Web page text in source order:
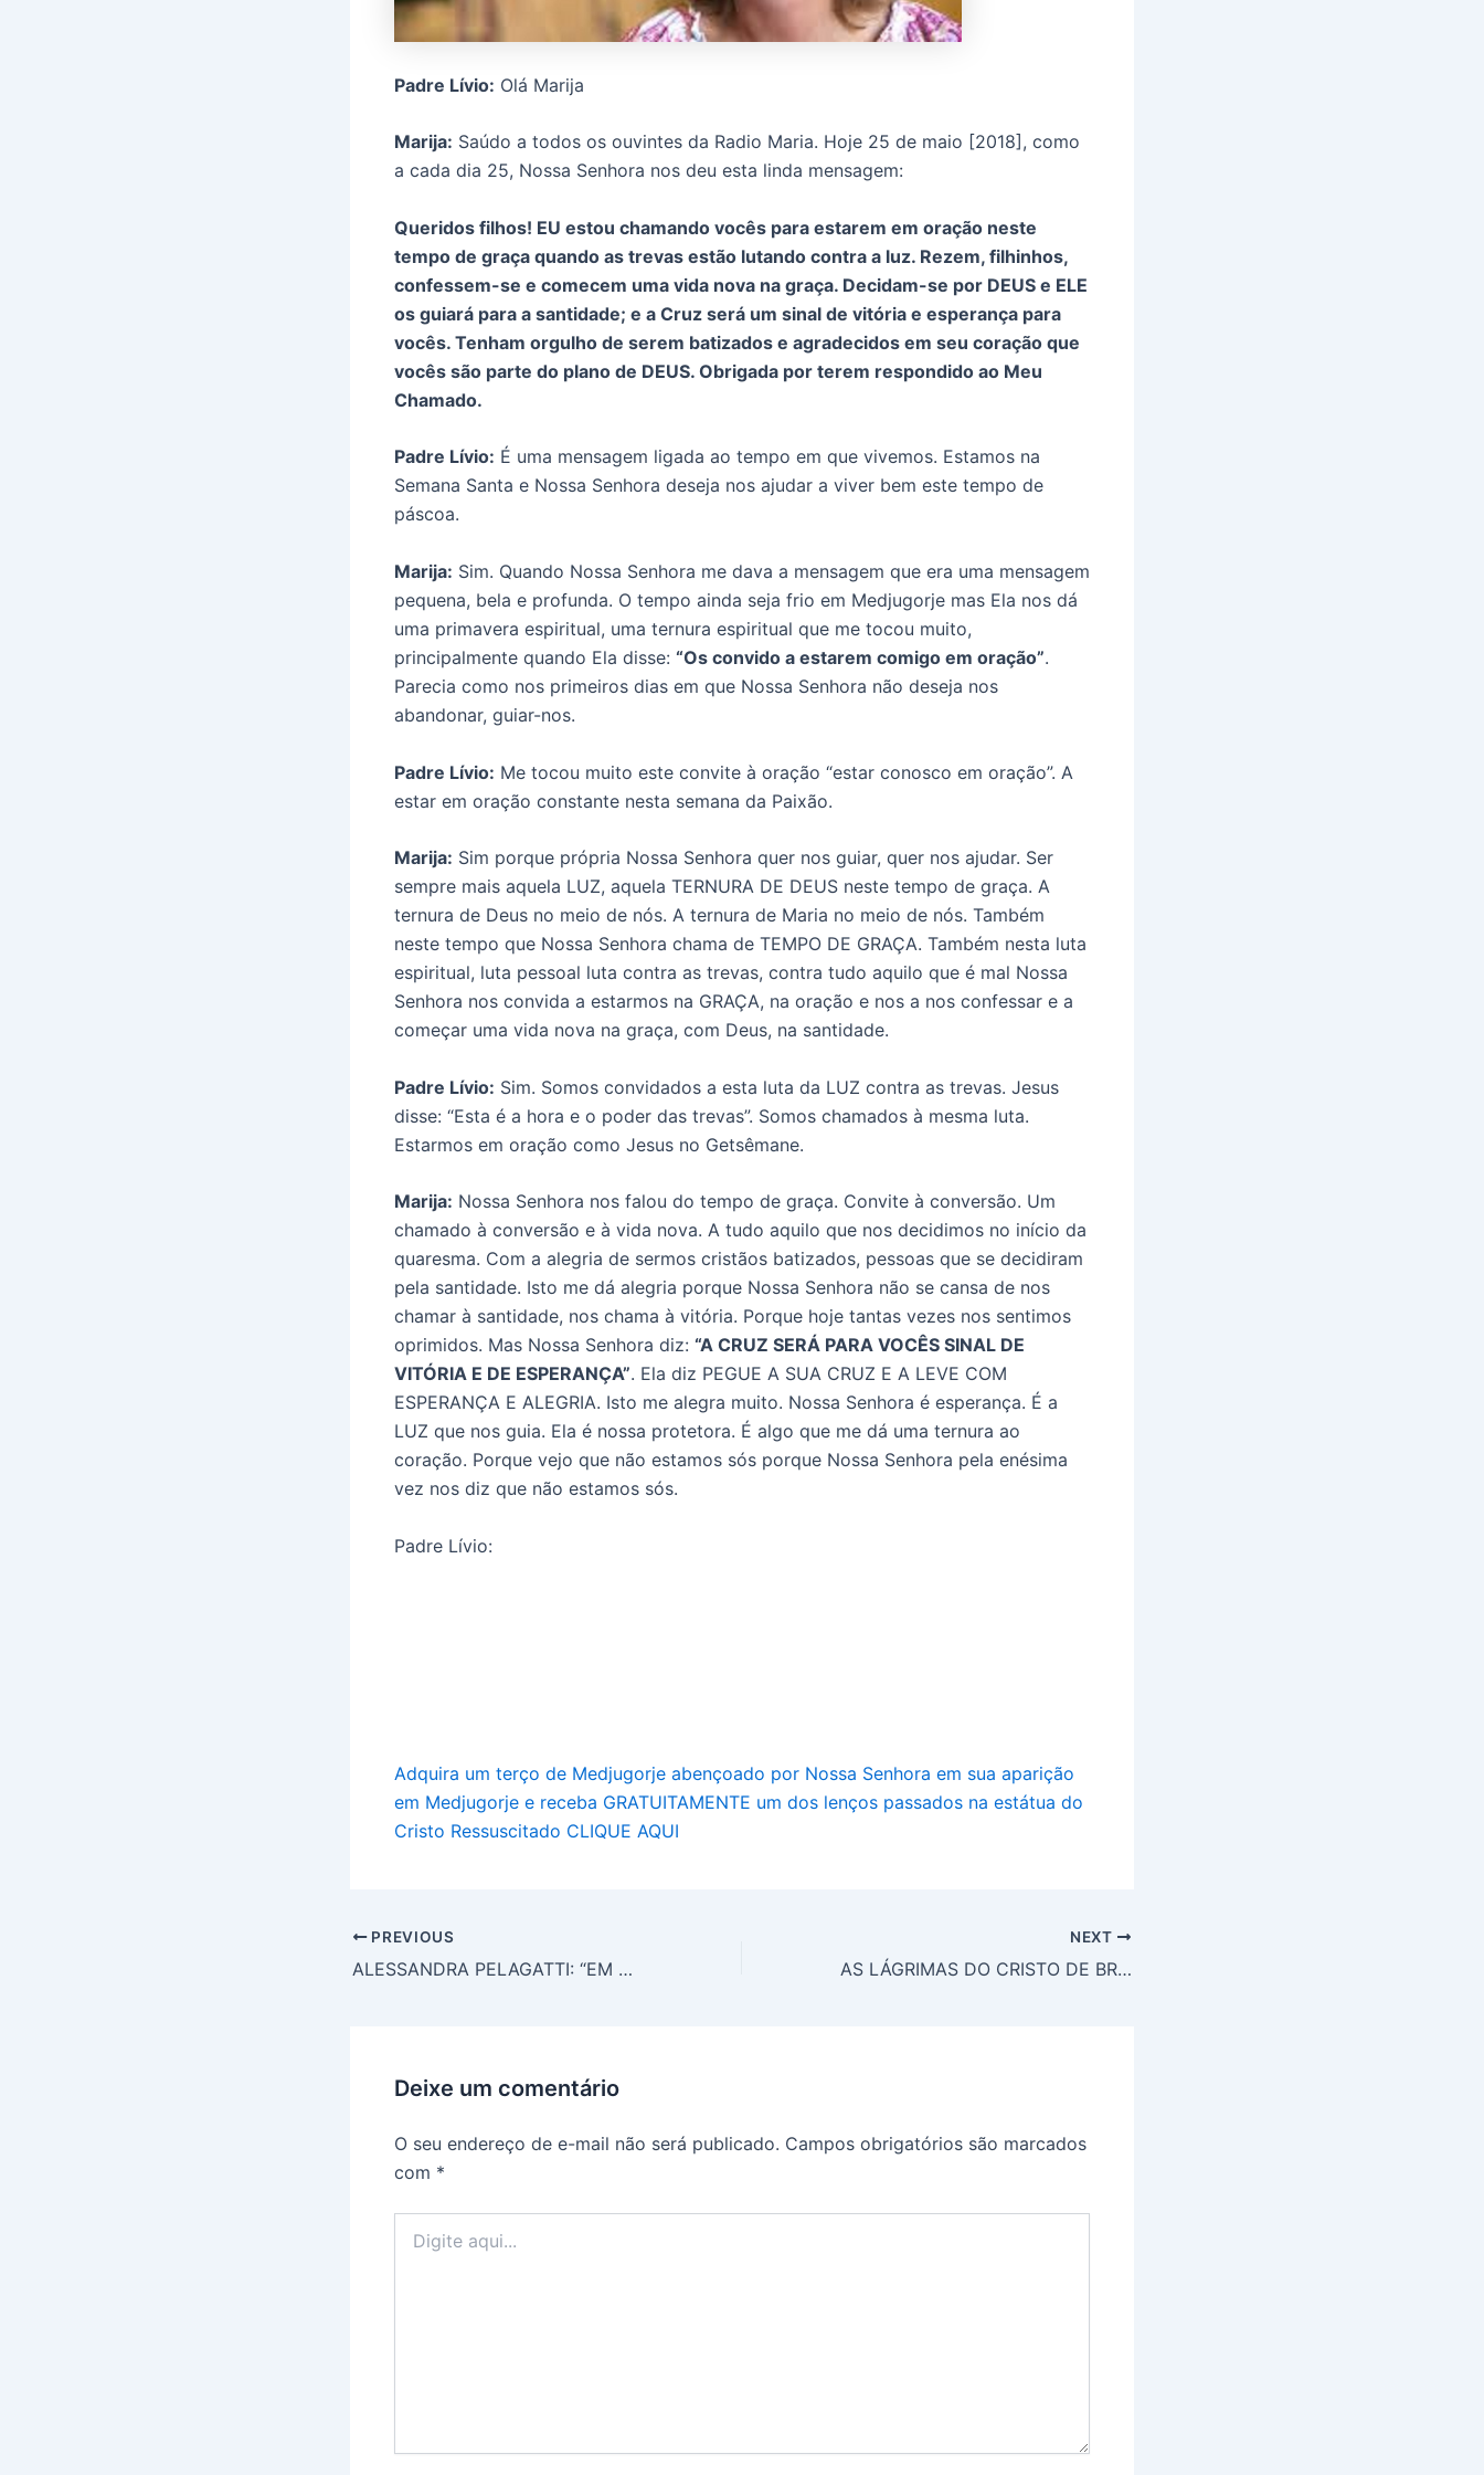
Padre Lívio: Olá Marija
Marija: Saúdo a todos os ouvintes da Radio Maria. Hoje 25 de maio [2018], como
a cada dia 25, Nossa Senhora nos deu esta linda mensagem:
Queridos filhos! EU estou chamando vocês para estarem em oração neste
tempo de graça quando as trevas estão lutando contra a luz. Rezem, filhinhos,
confessem-se e comecem uma vida nova na graça. Decidam-se por DEUS e ELE
os guiará para a santidade; e a Cruz será um sinal de vitória e esperança para
vocês. Tenham orgulho de serem batizados e agradecidos em seu coração que
vocês são parte do plano de DEUS. Obrigada por terem respondido ao Meu
Chamado.
Padre Lívio: É uma mensagem ligada ao tempo em que vivemos. Estamos na
Semana Santa e Nossa Senhora deseja nos ajudar a viver bem este tempo de
páscoa.
Marija: Sim. Quando Nossa Senhora me dava a mensagem que era uma mensagem
pequena, bela e profunda. O tempo ainda seja frio em Medjugorje mas Ela nos dá
uma primavera espiritual, uma ternura espiritual que me tocou muito,
principalmente quando Ela disse: “Os convido a estarem comigo em oração”.
Parecia como nos primeiros dias em que Nossa Senhora não deseja nos
abandonar, guiar-nos.
Padre Lívio: Me tocou muito este convite à oração “estar conosco em oração”. A
estar em oração constante nesta semana da Paixão.
Marija: Sim porque própria Nossa Senhora quer nos guiar, quer nos ajudar. Ser
sempre mais aquela LUZ, aquela TERNURA DE DEUS neste tempo de graça. A
ternura de Deus no meio de nós. A ternura de Maria no meio de nós. Também
neste tempo que Nossa Senhora chama de TEMPO DE GRAÇA. Também nesta luta
espiritual, luta pessoal luta contra as trevas, contra tudo aquilo que é mal Nossa
Senhora nos convida a estarmos na GRAÇA, na oração e nos a nos confessar e a
começar uma vida nova na graça, com Deus, na santidade.
Padre Lívio: Sim. Somos convidados a esta luta da LUZ contra as trevas. Jesus
disse: “Esta é a hora e o poder das trevas”. Somos chamados à mesma luta.
Estarmos em oração como Jesus no Getsêmane.
Marija: Nossa Senhora nos falou do tempo de graça. Convite à conversão. Um
chamado à conversão e à vida nova. A tudo aquilo que nos decidimos no início da
quaresma. Com a alegria de sermos cristãos batizados, pessoas que se decidiram
pela santidade. Isto me dá alegria porque Nossa Senhora não se cansa de nos
chamar à santidade, nos chama à vitória. Porque hoje tantas vezes nos sentimos
oprimidos. Mas Nossa Senhora diz: “A CRUZ SERÁ PARA VOCÊS SINAL DE
VITÓRIA E DE ESPERANÇA”. Ela diz PEGUE A SUA CRUZ E A LEVE COM
ESPERANÇA E ALEGRIA. Isto me alegra muito. Nossa Senhora é esperança. É a
LUZ que nos guia. Ela é nossa protetora. É algo que me dá uma ternura ao
coração. Porque vejo que não estamos sós porque Nossa Senhora pela enésima
vez nos diz que não estamos sós.
Padre Lívio:
Adquira um terço de Medjugorje abençoado por Nossa Senhora em sua aparição
em Medjugorje e receba GRATUITAMENTE um dos lenços passados na estátua do
Cristo Ressuscitado CLIQUE AQUI
PREVIOUS
ALESSANDRA PELAGATTI: “EM MEDJUGORJE SENTI QUE JESUS MORREU POR MIM”
NEXT
AS LÁGRIMAS DO CRISTO DE BRONZE SÃO UM PRENÚNCIO DO PRIMEIRO SEGREDO E DO SINAL EM MEDJUGORJE
Deixe um comentário
O seu endereço de e-mail não será publicado. Campos obrigatórios são marcados
com *
aqui...